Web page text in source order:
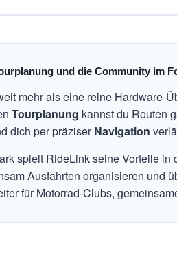
und die Community im
mehr als eine reine Hardware-
Tourplanung kannst du Routen
dich per präziserNavigation
spielt RideLink seine Vorteile in
Ausfahrten organisieren und
für Motorrad-Clubs,